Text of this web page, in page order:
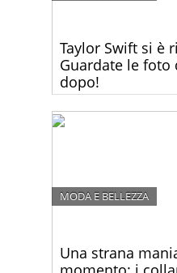
Taylor Swift si è
Guardate le foto
dopo!
generosa che mai ai
rifatta il seno?
Una strana
MODA E BELLEZZA